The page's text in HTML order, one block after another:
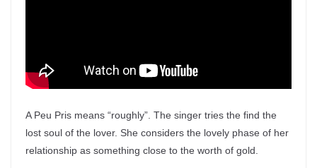
A Peu Pris means “roughly”. The singer tries the find the
lost soul of the lover. She considers the lovely phase of her
relationship as something close to the worth of gold.